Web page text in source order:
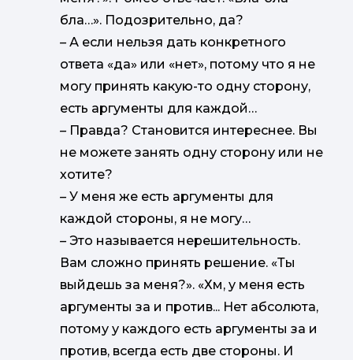
бла…». Подозрительно, да?
– А если нельзя дать конкретного
ответа «да» или «нет», потому что я не
могу принять какую-то одну сторону,
есть аргументы для каждой…
– Правда? Становится интереснее. Вы
не можете занять одну сторону или не
хотите?
– У меня же есть аргументы для
каждой стороны, я не могу…
– Это называется нерешительность.
Вам сложно принять решение. «Ты
выйдешь за меня?». «Хм, у меня есть
аргументы за и против... Нет абсолюта,
потому у каждого есть аргументы за и
против, всегда есть две стороны. И